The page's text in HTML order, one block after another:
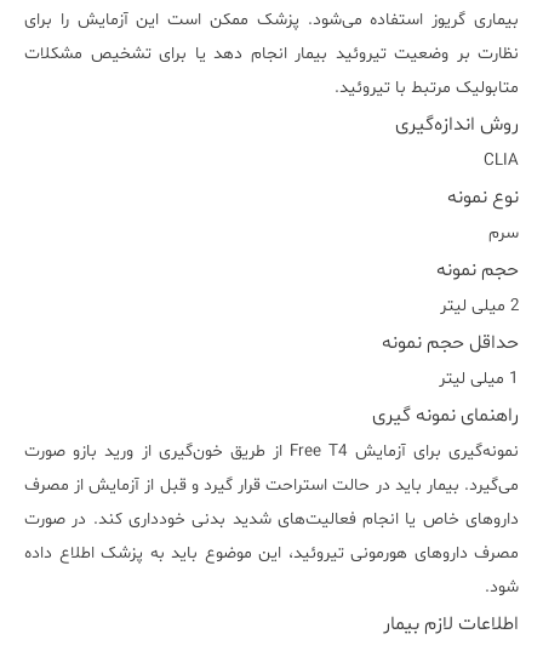
بیماری گریوز استفاده می‌شود. پزشک ممکن است این آزمایش را برای
نظارت بر وضعیت تیروئید بیمار انجام دهد یا برای تشخیص مشکلات
متابولیک مرتبط با تیروئید.
روش اندازه‌گیری
CLIA
نوع نمونه
سرم
حجم نمونه
2 میلی لیتر
حداقل حجم نمونه
1 میلی لیتر
راهنمای نمونه گیری
نمونه‌گیری برای آزمایش Free T4 از طریق خون‌گیری از ورید بازو صورت
می‌گیرد. بیمار باید در حالت استراحت قرار گیرد و قبل از آزمایش از مصرف
داروهای خاص یا انجام فعالیت‌های شدید بدنی خودداری کند. در صورت
مصرف داروهای هورمونی تیروئید، این موضوع باید به پزشک اطلاع داده
شود.
اطلاعات لازم بیمار